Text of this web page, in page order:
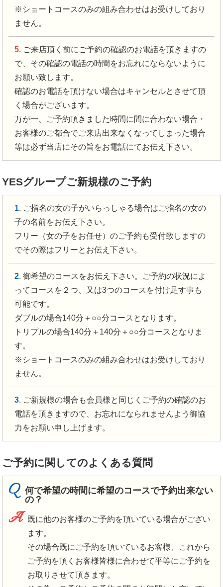
※ショートコースのみの組み合わせはお受けしており
ません。
5. ご来店頂く前にご予約の確認のお電話を頂きますの
で、その確認の電話の時間をお忘れにならないように
お願い致します。
確認のお電話を頂けない場合はキャンセルとさせて頂
く場合がございます。
万が一、ご予約頂きました時間に間に合わない場合・
お客様のご都合でご来店出来なくなってしまった場合
等は必ず当店にその旨をお電話にてお伝え下さい。
YESグループご新規様のご予約
1. ご指名の女の子がいらっしゃる場合はご指名の女の
子の名前をお伝え下さい。
フリー（女の子をお任せ）のご予約も受付致しますの
でその際はフリーとお伝え下さい。
2. 御希望のコースをお伝え下さい。ご予約の状況によ
ってコースを２つ、又は3つのコースを付け足す事も
可能です。
ダブルの場合140分＋○○分コースとなります。
トリプルの場合140分＋140分＋○○分コースとなりま
す。
※ショートコースのみの組み合わせはお受けしており
ません。
3. ご新規様の場合も会員様と同じくご予約の確認のお
電話を頂きますので、お忘れになられませんよう御協
力をお願い申し上げます。
ご予約に関してのよくある質問
Q 何で希望の時間に希望のコースで予約出来ない
の？
A
既に他のお客様のご予約を頂いている場合がござい
ます。
その場合既にご予約を頂いているお客様、これから
ご予約を頂くお客様皆様に合わせて平等にご予約を
お取りさせて頂きます。